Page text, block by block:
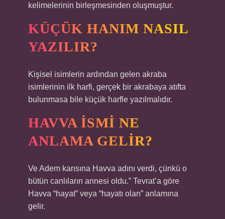
kelimelerinin birleşmesinden oluşmuştur.
KÜÇÜK HANIM NASIL
YAZILIR?
Kişisel isimlerin ardından gelen akraba
isimlerinin ilk harfi, gerçek bir akrabaya atıfta
bulunmasa bile küçük harfle yazılmalıdır.
HAVVA ISMI NE
ANLAMA GELIR?
Ve Adem karısına Havva adını verdi, çünkü o
bütün canlıların annesi oldu.” Tevrat’a göre
Havva “hayat” veya “hayatı olan” anlamına
gelir.